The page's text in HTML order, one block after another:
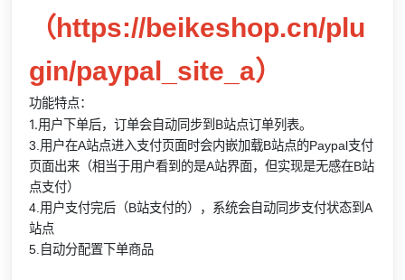
（https://beikeshop.cn/plu
gin/paypal_site_a）
功能特点：
1.用户下单后，订单会自动同步到B站点订单列表。
3.用户在A站点进入支付页面时会内嵌加载B站点的Paypal支付
页面出来（相当于用户看到的是A站界面，但实现是无感在B站
点支付）
4.用户支付完后（B站支付的），系统会自动同步支付状态到A
站点
5.自动分配置下单商品